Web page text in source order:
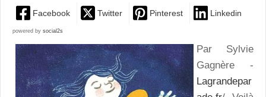
Facebook Twitter Pinterest Linkedin
powered by social2s
Par Sylvie
Gagnère -
Lagrandepar